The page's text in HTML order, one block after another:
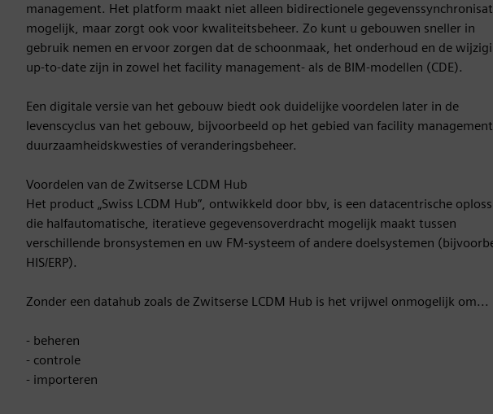
management. Het platform maakt niet alleen bidirectionele
mogelijk, maar zorgt ook voor kwaliteitsbeheer. Zo kunt u gebouwen sneller in
gebruik nemen en ervoor zorgen dat de schoonmaak, het onderhoud en de
up-to-date zijn in zowel het facility management- als de BIM-modellen (CDE).
Een digitale versie van het gebouw biedt ook duidelijke voordelen later in de
levenscyclus van het gebouw, bijvoorbeeld op het gebied van facility
duurzaamheidskwesties of veranderingsbeheer.
Voordelen van de Zwitserse LCDM Hub
Het product „Swiss LCDM Hub”, ontwikkeld door bbv, is een datacentrische
die halfautomatische, iteratieve gegevensoverdracht mogelijk maakt tussen
verschillende bronsystemen en uw FM-systeem of andere doelsystemen
HIS/ERP).
Zonder een datahub zoals de Zwitserse LCDM Hub is het vrijwel onmogelijk om...
- beheren
- controle
- importeren